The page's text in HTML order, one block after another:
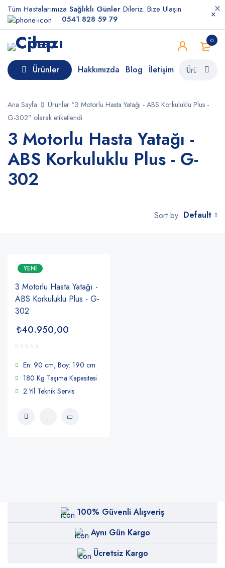
Tüm Hastalarımıza Sağlıklı Günler Dileriz. Bize Ulaşın
0541 828 59 79
0
Ürünler Hakkımızda Blog İletişim
Ana Sayfa
Ürünler “3 Motorlu Hasta Yatağı - ABS Korkuluklu Plus -
G-302” olarak etiketlendi
3 Motorlu Hasta Yatağı -
ABS Korkuluklu Plus - G-
302
Sort by Default
YENI
3 Motorlu Hasta Yatağı -
ABS Korkuluklu Plus - G-
302
₺40.950,00
En: 90 cm, Boy: 190 cm
180 Kg Taşıma Kapasitesi
2 Yıl Teknik Servis
100% Güvenli Alışveriş
Aynı Gün Kargo
Ücretsiz Kargo